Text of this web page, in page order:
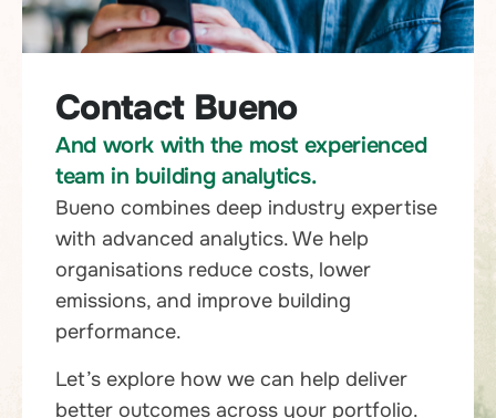
Contact Bueno
And work with the most experienced
team in building analytics.
Bueno combines deep industry expertise
with advanced analytics. We help
organisations reduce costs, lower
emissions, and improve building
performance.
Let’s explore how we can help deliver
better outcomes across your portfolio.